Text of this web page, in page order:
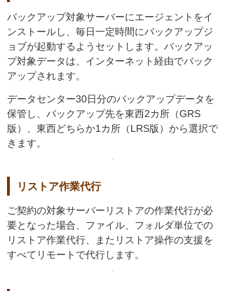
バックアップ対象サーバーにエージェントをイ
ンストールし、毎日一定時間にバックアップジ
ョブが起動するようセットします。バックアッ
プ対象データは、インターネット経由でバック
アップされます。
データセンター30日分のバックアップデータを
保管し、バックアップ先を東西2カ所（GRS
版）、東西どちらか1カ所（LRS版）から選択で
きます。
リストア作業代行
ご契約の対象サーバーリストアの作業代行が必
要となった場合、ファイル、フォルダ単位での
リストア作業代行、またリストア操作の支援を
すべてリモートで代行します。